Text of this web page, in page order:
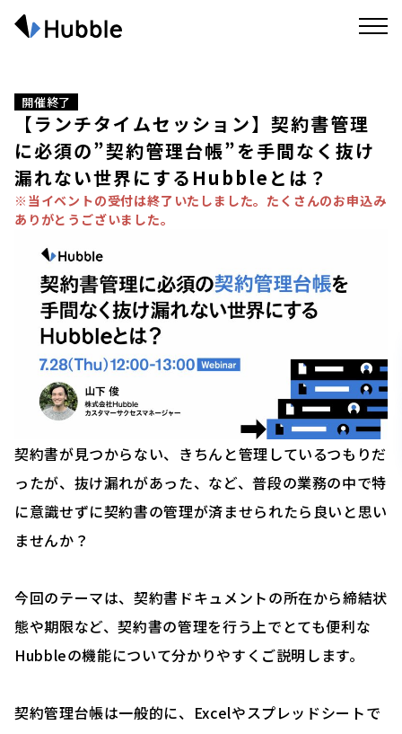
開催終了
【ランチタイムセッション】契約書管理
に必須の”契約管理台帳”を手間なく抜け
漏れない世界にするHubbleとは？
※当イベントの受付は終了いたしました。たくさんのお申込み
ありがとうございました。
契約書が見つからない、きちんと管理しているつもりだ
ったが、抜け漏れがあった、など、普段の業務の中で特
に意識せずに契約書の管理が済ませられたら良いと思い
ませんか？
今回のテーマは、契約書ドキュメントの所在から締結状
態や期限など、契約書の管理を行う上でとても便利な
Hubbleの機能について分かりやすくご説明します。
契約管理台帳は一般的に、Excelやスプレッドシートで